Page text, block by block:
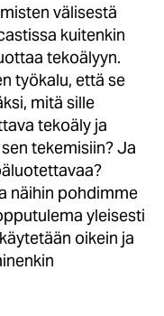
välisestä
kuitenkin
tekoälyyn.
työkalu, että se
mitä sille
tekoäly ja
tekemisiin? Ja
näihin pohdimme
yleisesti
oikein ja